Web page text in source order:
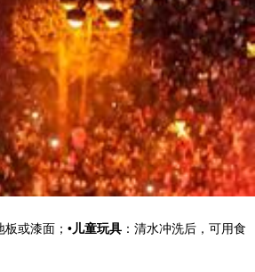
板或漆面；•儿童玩具 ：清水冲洗后，可用食